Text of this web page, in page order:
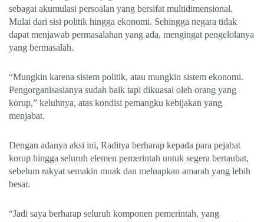
sebagai akumulasi persoalan yang bersifat multidimensional.
Mulai dari sisi politik hingga ekonomi. Sehingga negara tidak
dapat menjawab permasalahan yang ada, mengingat pengelolanya
yang bermasalah.
“Mungkin karena sistem politik, atau mungkin sistem ekonomi.
Pengorganisasianya sudah baik tapi dikuasai oleh orang yang
korup,” keluhnya, atas kondisi pemangku kebijakan yang
menjabat.
Dengan adanya aksi ini, Raditya berharap kepada para pejabat
korup hingga seluruh elemen pemerintah untuk segera bertaubat,
sebelum rakyat semakin muak dan meluapkan amarah yang lebih
besar.
“Jadi saya berharap seluruh komponen pemerintah, yang